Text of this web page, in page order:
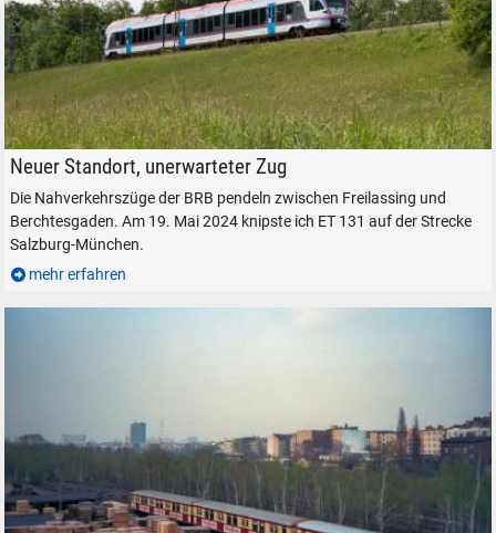
BRB ET 131 auf der Strecke Salzburg-München, bei Ainring, am 19. Mai
Neuer Standort, unerwarteter Zug
Die Nahverkehrszüge der BRB pendeln zwischen Freilassing und
Berchtesgaden. Am 19. Mai 2024 knipste ich ET 131 auf der Strecke
Salzburg-München.
mehr erfahren